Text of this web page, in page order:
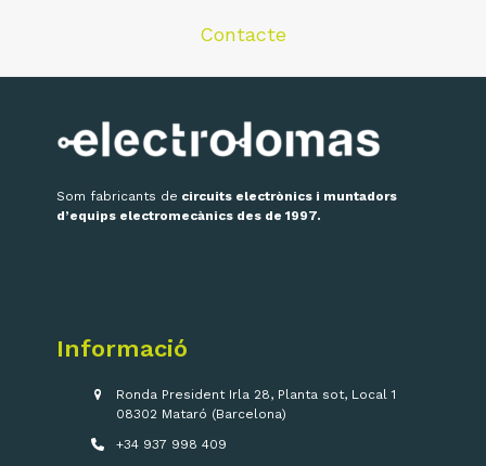
Contacte
Som fabricants de circuits electrònics i muntadors
d’equips electromecànics des de 1997.
Informació
Ronda President Irla 28, Planta sot, Local 1
08302 Mataró (Barcelona)
+34 937 998 409